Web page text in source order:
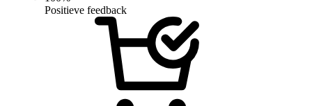
Positieve feedback